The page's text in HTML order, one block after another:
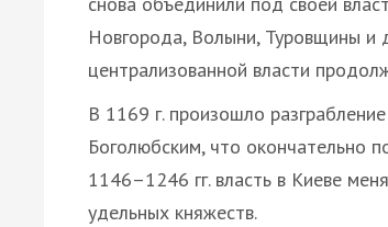
Новгорода, Волыни, Туровщины и
централизованной власти
В 1169 г. произошло
Боголюбским, что окончательно
1146–1246 гг. власть в Киеве
удельных княжеств.